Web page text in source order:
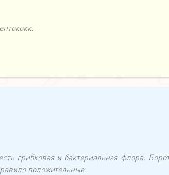
грибковая и бактериальная флора.
положительные.